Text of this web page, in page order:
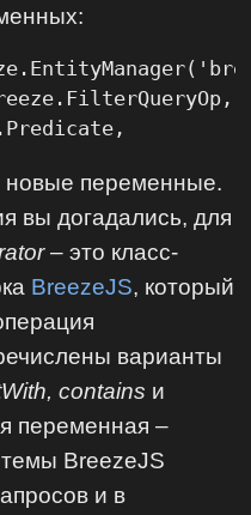
новые переменные.
вы догадались, для
– это класс-
BreezeJS, который
варианты
contains и
переменная –
BreezeJS
и в